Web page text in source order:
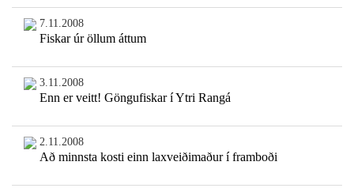
7.11.2008
Fiskar úr öllum áttum
3.11.2008
Enn er veitt! Göngufiskar í Ytri Rangá
2.11.2008
Að minnsta kosti einn laxveiðimaður í framboði